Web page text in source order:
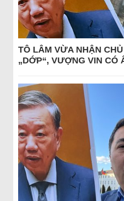
TÔ LÂM VỪA NHẬN
„DỚP“, VƯỢNG VIN CÓ